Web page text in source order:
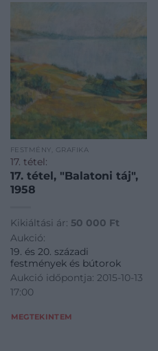
FESTMÉNY, GRAFIKA
17. tétel:
17. tétel, "Balatoni táj",
1958
Kikiáltási ár: 50 000 Ft
Aukció:
19. és 20. századi
festmények és bútorok
Aukció időpontja: 2015-10-13
17:00
MEGTEKINTEM